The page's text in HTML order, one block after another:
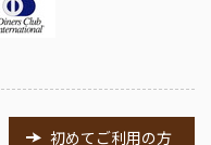
初めてご利用の方